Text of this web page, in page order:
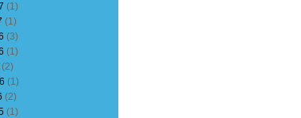
(1)
(1)
(3)
(1)
(2)
(1)
(2)
(1)